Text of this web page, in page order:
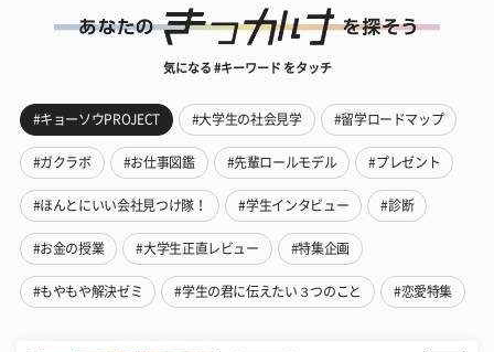
気になる #キーワード をタッチ
#キョーソウPROJECT #大学生の社会見学 #留学ロードマップ
#ガクラボ #お仕事図鑑 #先輩ロールモデル #プレゼント
#ほんとにいい会社見つけ隊！ #学生インタビュー #診断
#お金の授業 #大学生正直レビュー #特集企画
#もやもや解決ゼミ #学生の君に伝えたい３つのこと #恋愛特集